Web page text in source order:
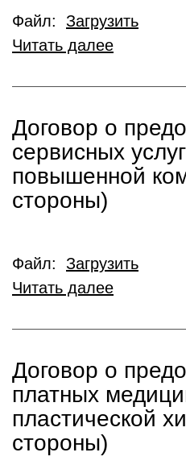
Файл: Загрузить
Читать далее
Договор о
сервисных
повышенной
стороны)
Файл: Загрузить
Читать далее
Договор о
платных
пластической
стороны)